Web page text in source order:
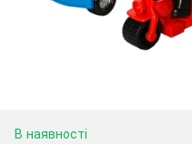
В наявності